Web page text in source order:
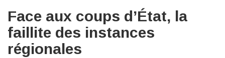
Face aux coups d’État, la
faillite des instances
régionales